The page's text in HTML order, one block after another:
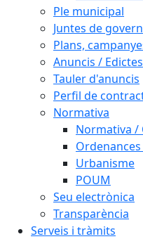
Ple municipal
Juntes de govern
Plans,
Anuncis / Edictes
Tauler d'anuncis
Perfil de
Normativa
Normativa /
Urbanisme
POUM
Seu electrònica
Transparència
Serveis i tràmits